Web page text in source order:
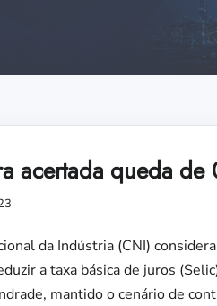
acertada queda
da Indústria (CNI)
a taxa básica de juros
mantido o cenário de